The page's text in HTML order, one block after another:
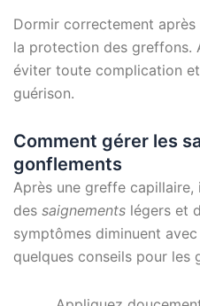
Dormir correctement
la protection des greffons.
éviter toute complication
guérison.
Comment gérer les
gonflements
Après une greffe
des saignementslégers et
symptômes diminuent
quelques conseils pour les